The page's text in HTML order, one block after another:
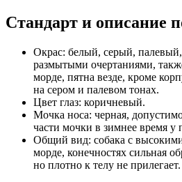
Стандарт и описание
Окрас: белый, серый,
размытыми очертаниями,
морде, пятна везде, кроме
на сером и палевом тонах.
Цвет глаз: коричневый.
Мочка носа: черная,
части мочки в зимнее время у
Общий вид: собака с
морде, конечностях сильная
но плотно к телу не прилегает.